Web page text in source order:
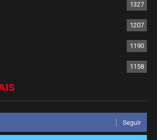
1327
1207
1190
1158
Seguir